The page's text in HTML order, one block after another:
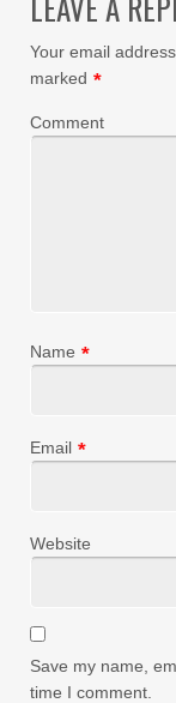
Your email
marked *
Comment
Name *
Email *
Website
Save my name,
time I comment.